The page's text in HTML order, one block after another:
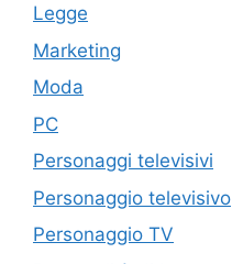
Legge
Marketing
Moda
PC
Personaggi televisivi
Personaggio televisivo
Personaggio TV